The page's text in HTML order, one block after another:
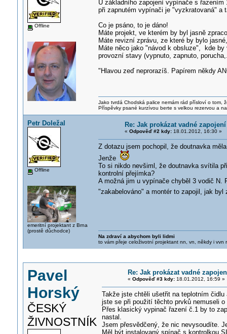
Offline
U základního zapojení vypínače s
při zapnutém vypínači je "vyzkratovaná" a
Co je psáno, to je dáno!
Máte projekt, ve kterém by byl jasně
Máte revizní zprávu, ze které by bylo
Máte něco jako "návod k obsluze", kde
provozní stavy (vypnuto, zapnuto,
"Hlavou zeď neprorazíš. Papírem někdy
Jako tvrdá Chodská palice nemám rád přísloví o tom,
Příspěvky psané kurzívou berte s velkou rezervou a
Petr Doležal
Offline
emeritní projektant z Brna
(prostě důchodce)
Re: Jak prokázat vadné
« Odpověď #2 kdy:18.01.2012, 16:30 »
Z dotazu jsem pochopil, že doutnavka
Jenže
To si nikdo nevšiml, že doutnavka svítila
kontrolní přejímka?
A možná jim u vypínače chyběl 3 vodič N.
"zakabelováno" a montér to zapojil, jak
Na zdraví a abychom byli lidmi
to vám přeje celoživotní projektant nn, vn, někdy i vvn
Pavel
Horský
ČESKÝ
ŽIVNOSTNÍK
Re: Jak prokázat vadné
« Odpověď #3 kdy:18.01.2012, 16:59 »
Takže jste chtěli ušetřit na teplotním
jste se při použití těchto prvků nemuseli
Přes klasický vypinač řazení č.1 by to
nastal.
Jsem přesvědčený, že nic nevysoudíte.
Měl být instalovaný spínač s kontrolkou